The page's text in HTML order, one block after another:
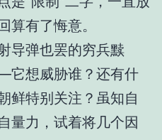
算有了悔意。
导弹也罢的穷兵黩
想威胁谁？还有什
鲜特别关注？虽知自
量力，试着将几个因